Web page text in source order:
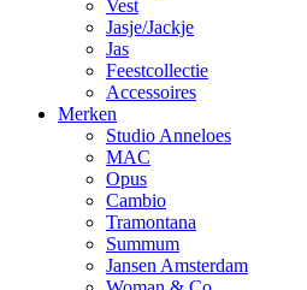
Vest
Jasje/Jackje
Jas
Feestcollectie
Accessoires
Merken
Studio Anneloes
MAC
Opus
Cambio
Tramontana
Summum
Jansen Amsterdam